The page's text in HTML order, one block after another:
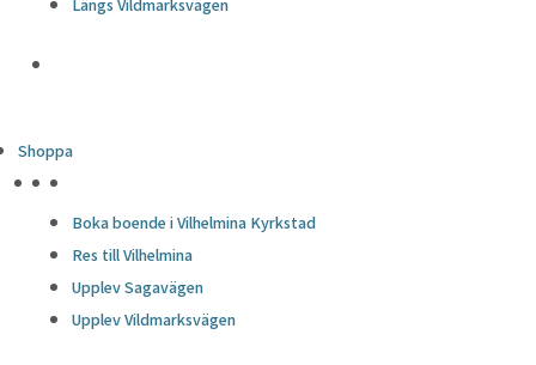
Shoppa
Boka boende i Vilhelmina Kyrkstad
Res till Vilhelmina
Upplev Sagavägen
Upplev Vildmarksvägen